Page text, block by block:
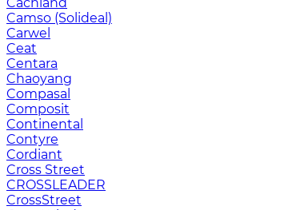
Camso (Solideal)
Carwel
Ceat
Centara
Chaoyang
Compasal
Composit
Continental
Contyre
Cordiant
Cross Street
CROSSLEADER
CrossStreet